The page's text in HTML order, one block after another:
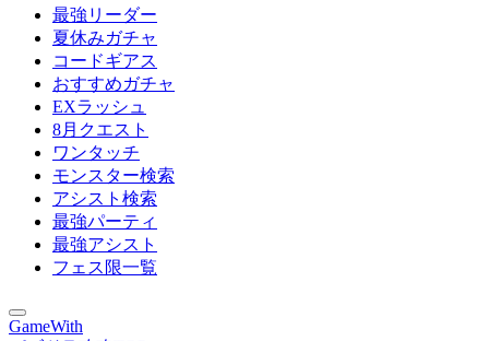
最強リーダー
夏休みガチャ
コードギアス
おすすめガチャ
EXラッシュ
8月クエスト
ワンタッチ
モンスター検索
アシスト検索
最強パーティ
最強アシスト
フェス限一覧
GameWith